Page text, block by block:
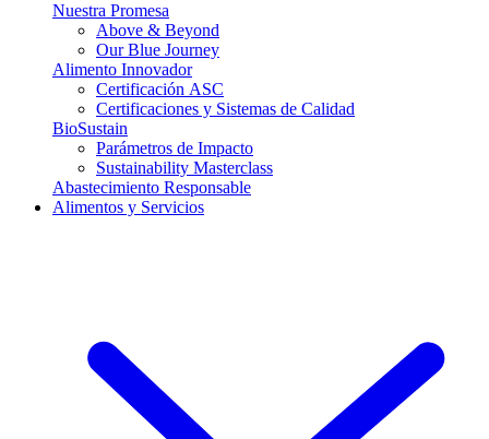
Nuestra Promesa
Above & Beyond
Our Blue Journey
Alimento Innovador
Certificación ASC
Certificaciones y Sistemas de Calidad
BioSustain
Parámetros de Impacto
Sustainability Masterclass
Abastecimiento Responsable
Alimentos y Servicios